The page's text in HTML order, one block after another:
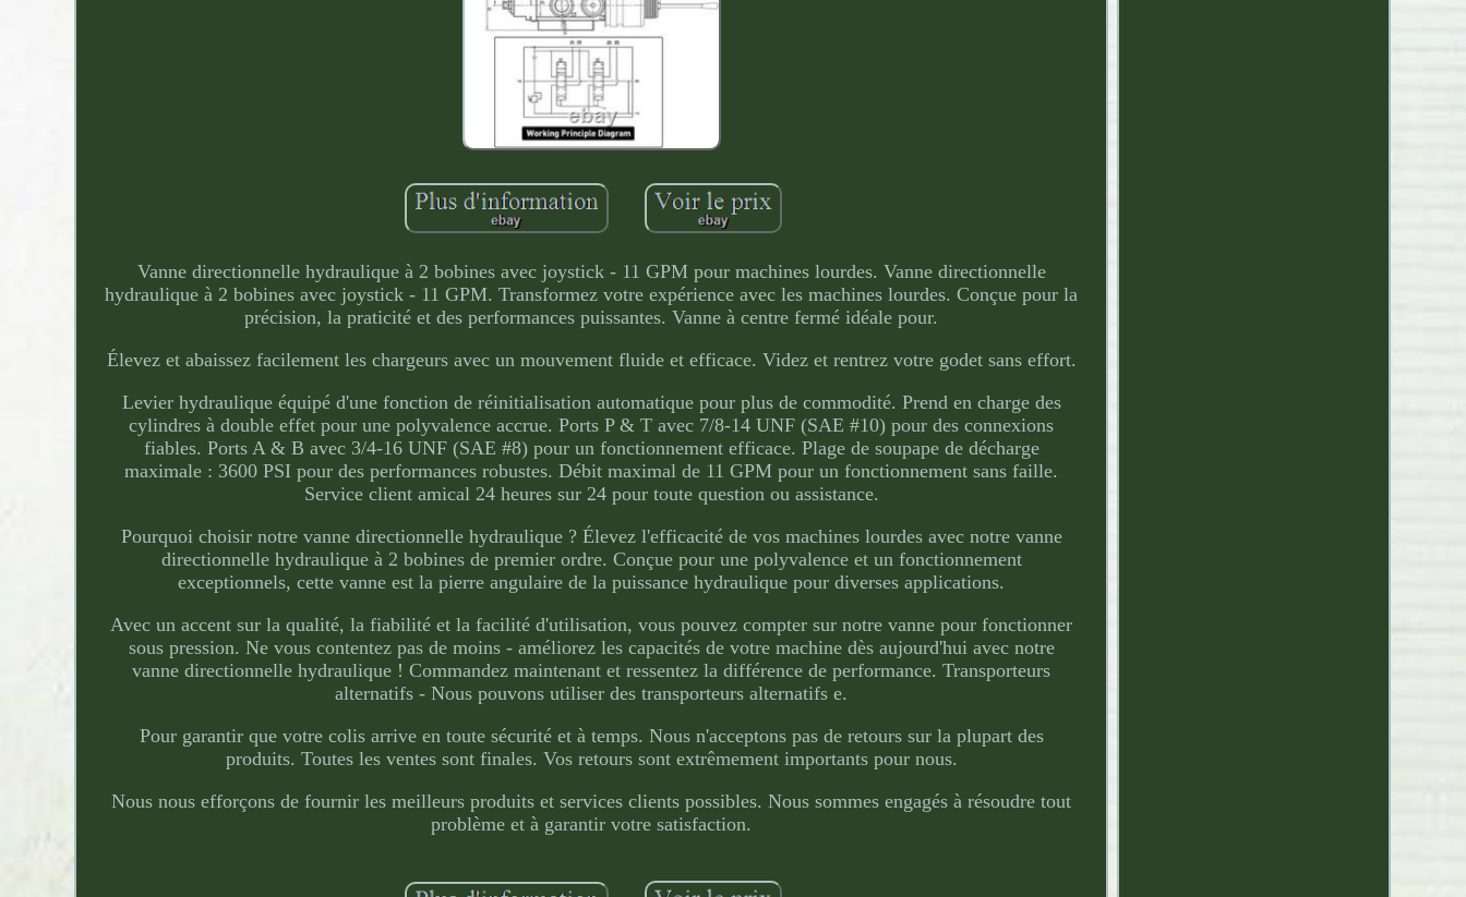
Vanne directionnelle hydraulique à 2 bobines avec joystick - 11 GPM pour machines lourdes. Vanne directionnelle
hydraulique à 2 bobines avec joystick - 11 GPM. Transformez votre expérience avec les machines lourdes. Conçue pour la
précision, la praticité et des performances puissantes. Vanne à centre fermé idéale pour.
Élevez et abaissez facilement les chargeurs avec un mouvement fluide et efficace. Videz et rentrez votre godet sans effort.
Levier hydraulique équipé d'une fonction de réinitialisation automatique pour plus de commodité. Prend en charge des
cylindres à double effet pour une polyvalence accrue. Ports P & T avec 7/8-14 UNF (SAE #10) pour des connexions
fiables. Ports A & B avec 3/4-16 UNF (SAE #8) pour un fonctionnement efficace. Plage de soupape de décharge
maximale : 3600 PSI pour des performances robustes. Débit maximal de 11 GPM pour un fonctionnement sans faille.
Service client amical 24 heures sur 24 pour toute question ou assistance.
Pourquoi choisir notre vanne directionnelle hydraulique ? Élevez l'efficacité de vos machines lourdes avec notre vanne
directionnelle hydraulique à 2 bobines de premier ordre. Conçue pour une polyvalence et un fonctionnement
exceptionnels, cette vanne est la pierre angulaire de la puissance hydraulique pour diverses applications.
Avec un accent sur la qualité, la fiabilité et la facilité d'utilisation, vous pouvez compter sur notre vanne pour fonctionner
sous pression. Ne vous contentez pas de moins - améliorez les capacités de votre machine dès aujourd'hui avec notre
vanne directionnelle hydraulique ! Commandez maintenant et ressentez la différence de performance. Transporteurs
alternatifs - Nous pouvons utiliser des transporteurs alternatifs e.
Pour garantir que votre colis arrive en toute sécurité et à temps. Nous n'acceptons pas de retours sur la plupart des
produits. Toutes les ventes sont finales. Vos retours sont extrêmement importants pour nous.
Nous nous efforçons de fournir les meilleurs produits et services clients possibles. Nous sommes engagés à résoudre tout
problème et à garantir votre satisfaction.